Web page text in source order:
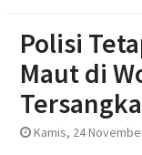
Polisi
Maut di
Tersangka
Kamis, 24